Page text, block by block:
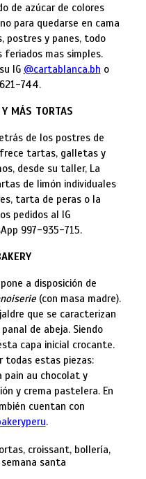
de azúcar de colores
para quedarse en cama
postres y panes, todo
feriados mas simples.
IG @cartablanca.bh o
744.
MÁS TORTAS
de los postres de
tartas, galletas y
desde su taller, La
de limón individuales
tarta de peras o la
pedidos al IG
997-935-715.
a disposición de
(con masa madre).
que se caracterizan
de abeja. Siendo
capa inicial crocante.
todas estas piezas:
pain au chocolat y
y crema pastelera. En
cuentan con
peru.
croissant, bollería,
semana santa